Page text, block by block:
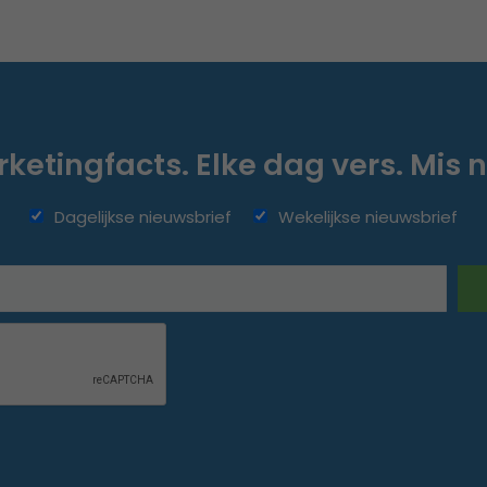
Elke dag vers. Mis
Dagelijkse nieuwsbrief Wekelijkse nieuwsbrief